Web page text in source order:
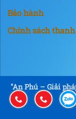
Bảo hành
Chính sách
"An Phú – Giải